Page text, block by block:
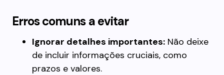
Erros comuns a evitar
Ignorar detalhes importantes: Não deixe
de incluir informações cruciais, como
prazos e valores.